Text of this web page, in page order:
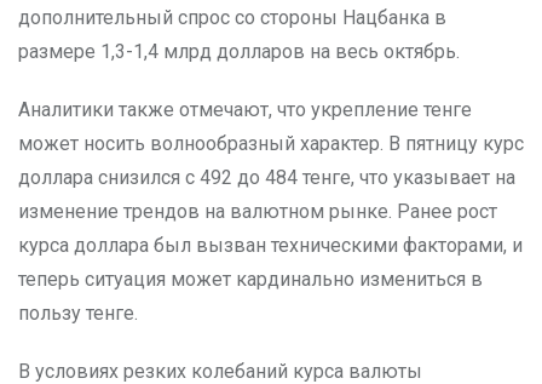
дополнительный спрос со стороны Нацбанка в
размере 1,3-1,4 млрд долларов на весь октябрь.
Аналитики также отмечают, что укрепление тенге
может носить волнообразный характер. В пятницу курс
доллара снизился с 492 до 484 тенге, что указывает на
изменение трендов на валютном рынке. Ранее рост
курса доллара был вызван техническими факторами, и
теперь ситуация может кардинально измениться в
пользу тенге.
В условиях резких колебаний курса валюты